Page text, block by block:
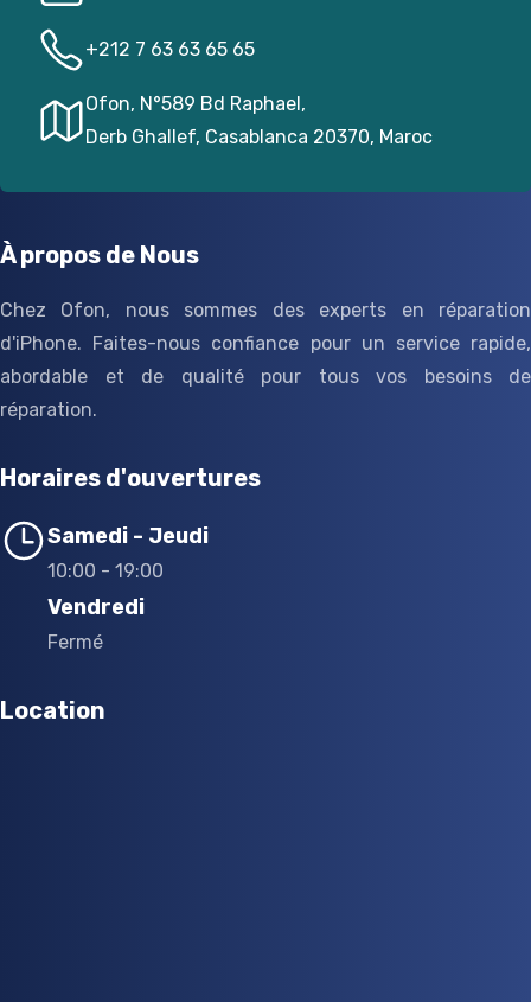
+212 7 63 63 65 65
Ofon, N°589 Bd Raphael,
Derb Ghallef, Casablanca 20370, Maroc
À propos de Nous
Chez Ofon, nous sommes des experts en réparation
d'iPhone. Faites-nous confiance pour un service rapide,
abordable et de qualité pour tous vos besoins de
réparation.
Horaires d'ouvertures
Samedi - Jeudi
10:00 - 19:00
Vendredi
Fermé
Location